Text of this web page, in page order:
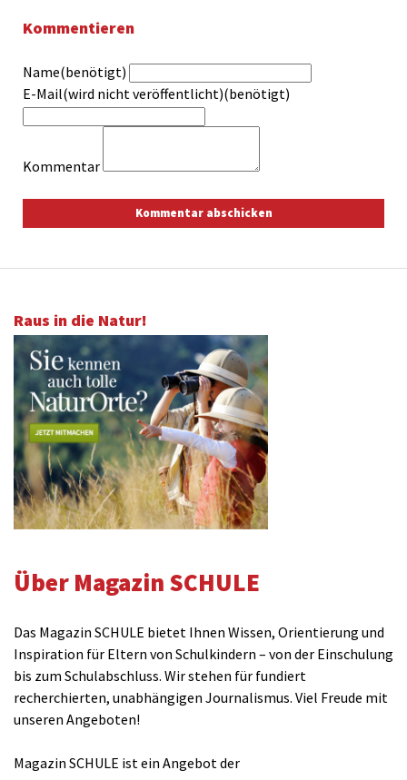
Kommentieren
Name(benötigt)
E-Mail(wird nicht veröffentlicht)(benötigt)
Kommentar
Raus in die Natur!
Über Magazin SCHULE
Das Magazin SCHULE bietet Ihnen Wissen, Orientierung und
Inspiration für Eltern von Schulkindern – von der Einschulung
bis zum Schulabschluss. Wir stehen für fundiert
recherchierten, unabhängigen Journalismus. Viel Freude mit
unseren Angeboten!
Magazin SCHULE ist ein Angebot der